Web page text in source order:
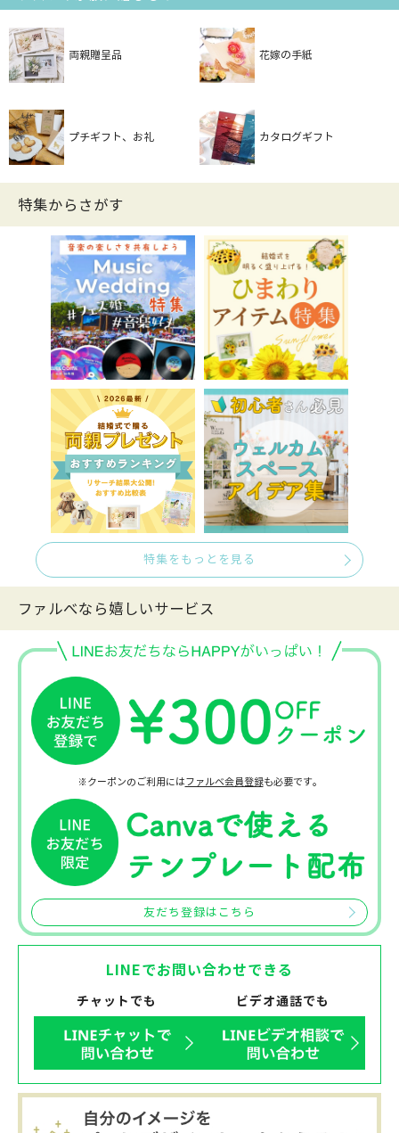
両親贈呈品 花嫁の手紙
プチギフト、お礼 カタログギフト
特集からさがす
特集をもっとを見る
ファルべなら嬉しいサービス
※クーポンのご利用にはファルベ会員登録も必要です。
友だち登録はこちら
LINEでお問い合わせできる
チャットでも ビデオ通話でも